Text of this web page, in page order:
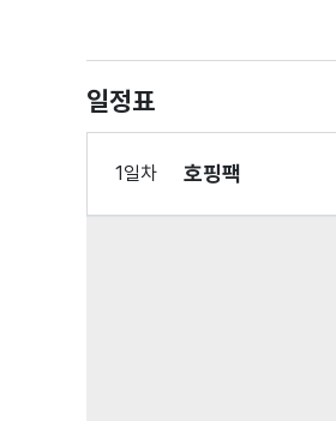
일정표
1일차 호핑팩